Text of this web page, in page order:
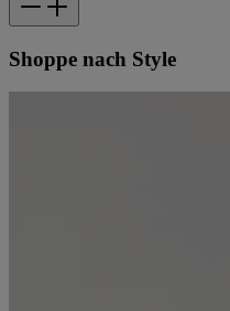
Shoppe nach Style